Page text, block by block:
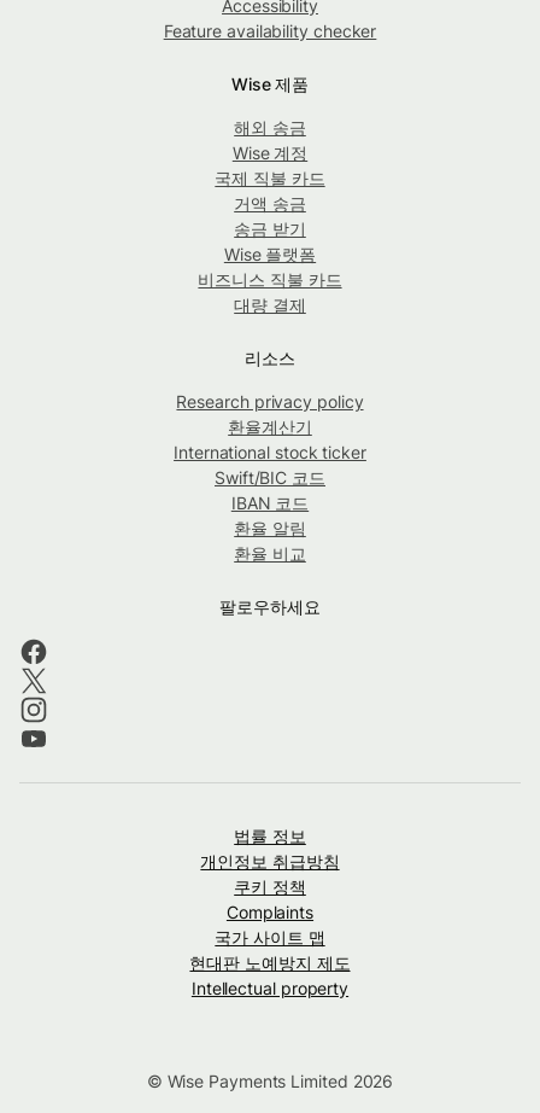
Accessibility
Feature availability checker
Wise 제품
해외 송금
Wise 계정
국제 직불 카드
거액 송금
송금 받기
Wise 플랫폼
비즈니스 직불 카드
대량 결제
리소스
Research privacy policy
환율계산기
International stock ticker
Swift/BIC 코드
IBAN 코드
환율 알림
환율 비교
팔로우하세요
법률 정보
개인정보 취급방침
쿠키 정책
Complaints
국가 사이트 맵
현대판 노예방지 제도
Intellectual property
© Wise Payments Limited 2026